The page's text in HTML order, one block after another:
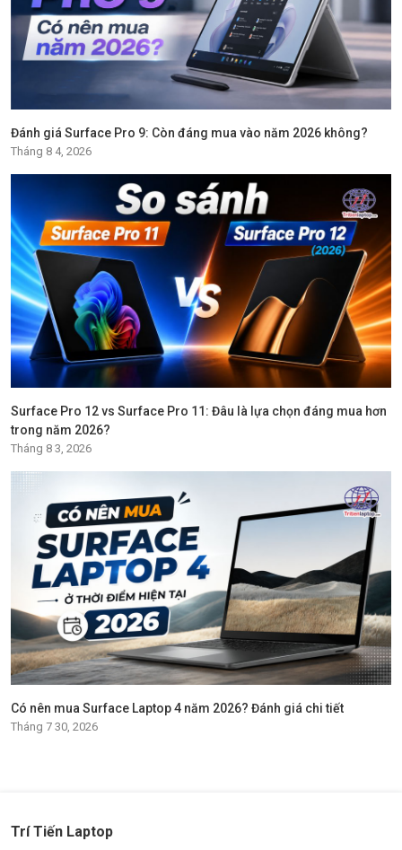
Đánh giá Surface Pro 9: Còn đáng mua vào năm 2026 không?
Tháng 8 4, 2026
Surface Pro 12 vs Surface Pro 11: Đâu là lựa chọn đáng mua hơn
trong năm 2026?
Tháng 8 3, 2026
Có nên mua Surface Laptop 4 năm 2026? Đánh giá chi tiết
Tháng 7 30, 2026
Trí Tiến Laptop